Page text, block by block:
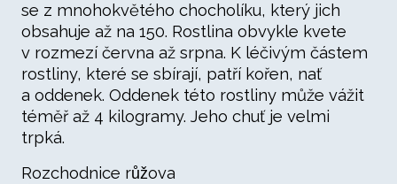
se z mnohokvětého chocholíku, který jich
obsahuje až na 150. Rostlina obvykle kvete
v rozmezí června až srpna. K léčivým částem
rostliny, které se sbírají, patří kořen, nať
a oddenek. Oddenek této rostliny může vážit
téměř až 4 kilogramy. Jeho chuť je velmi
trpká.
Rozchodnice růžova